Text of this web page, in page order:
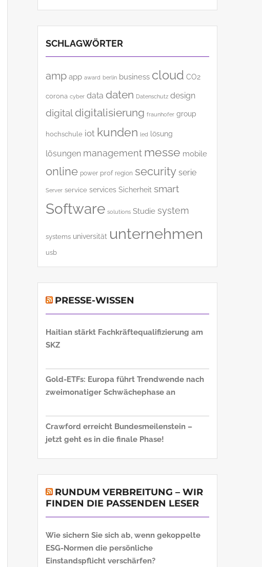
SCHLAGWÖRTER
amp app award berlin business cloud CO2
corona cyber data daten Datenschutz design
digital digitalisierung fraunhofer group
hochschule iot kunden led lösung
lösungen management messe mobile
online power prof region security serie
Server service services Sicherheit smart
Software solutions Studie system
systems universität unternehmen
usb
PRESSE-WISSEN
Haitian stärkt Fachkräftequalifizierung am
SKZ
Gold-ETFs: Europa führt Trendwende nach
zweimonatiger Schwächephase an
Crawford erreicht Bundesmeilenstein –
jetzt geht es in die finale Phase!
RUNDUM VERBREITUNG – WIR
FINDEN DIE PASSENDEN LESER
Wie sichern Sie sich ab, wenn gekoppelte
ESG-Normen die persönliche
Einstandspflicht verschärfen?